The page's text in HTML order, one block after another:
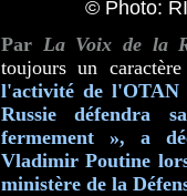
© Photo:
Par La Voix de la
toujours un
l'activité de l'OTAN
Russie défendra
fermement », a
Vladimir Poutine
ministère de la